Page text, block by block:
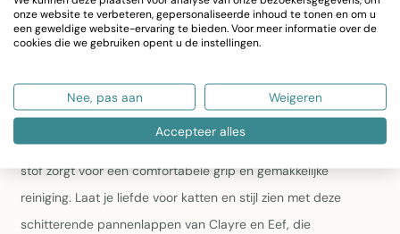
deze Clayre en Eef katten pannenlappen. De subtiele charme
van diverse kattenprints in wit en grijs op katoenen materiaal
Met een handig formaat van 20x20cm bieden ze niet alleen
bescherming tegen hitte, maar voegen ze ook een decoratief
accent toe aan je kookomgeving. De hoogwaardige katoenen
stof zorgt voor een comfortabele grip en gemakkelijke
reiniging. Laat je liefde voor katten en stijl zien met deze
schitterende pannenlappen van Clayre en Eef, die
onze website te verbeteren, gepersonaliseerde inhoud te tonen en om u
een geweldige website-ervaring te bieden. Voor meer informatie over de
cookies die we gebruiken opent u de instellingen.
Nee, pas aan Weigeren
Accepteer alles